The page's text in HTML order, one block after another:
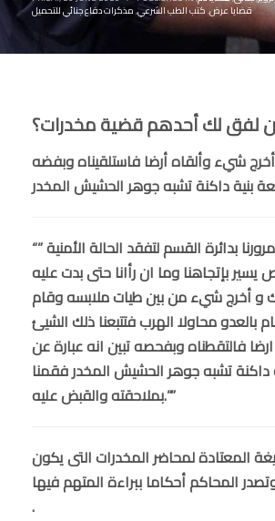
قضايا عرض,كتب الطب الشرعي,مذكرات دفاع جنائي للتحميل
لفق لك أحدهم قضية مخدرات؟
شيء وألقاه أرضا فاستلقيناه وبفضه
“” اليوم واثناء مرورنا بدائرة القسم لتفقد الحالة الأمنية
بإتجاهنا وما ان رأانا حتى بدت عليه
و أخرج شيء من بين طيات ملابسه وقام
بالعدو محاولا الهرب فتتبعنا ذلك الشيئ
فالتقطناه وبفحصه تبين انه عبارة عن
تشبه جوهر الحشيش المخدر فقمنا
بملاحقته والقبض عليه.””
المعتادة لمحاضر المخدرات التى يكون
المحاكم أحكاما ببراءة المتهم فيها
.